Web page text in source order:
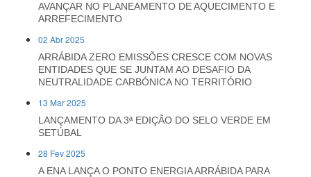
AVANÇAR NO PLANEAMENTO DE AQUECIMENTO E
ARREFECIMENTO
02 Abr 2025
ARRÁBIDA ZERO EMISSÕES CRESCE COM NOVAS
ENTIDADES QUE SE JUNTAM AO DESAFIO DA
NEUTRALIDADE CARBÓNICA NO TERRITÓRIO
13 Mar 2025
LANÇAMENTO DA 3ª EDIÇÃO DO SELO VERDE EM
SETÚBAL
28 Fev 2025
A ENA LANÇA O PONTO ENERGIA ARRÁBIDA PARA